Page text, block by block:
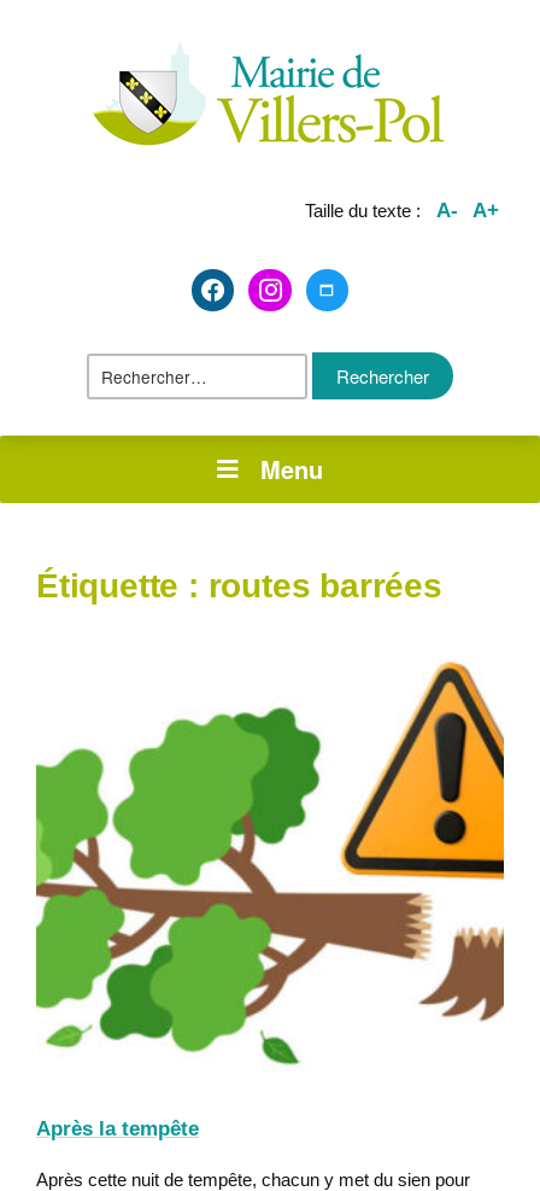
Taille du texte : A- A+
facebook2instagrammaximize
Rechercher :
Menu
Étiquette : routes barrées
Après la tempête
Après cette nuit de tempête, chacun y met du sien pour